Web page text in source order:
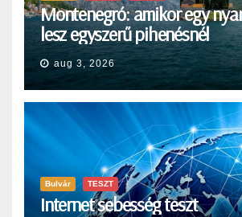
Montenegró: amikor egy
lesz egyszerű pihenésnél
aug 3, 2026
Bulvár TESZT
Internet sebesség teszt